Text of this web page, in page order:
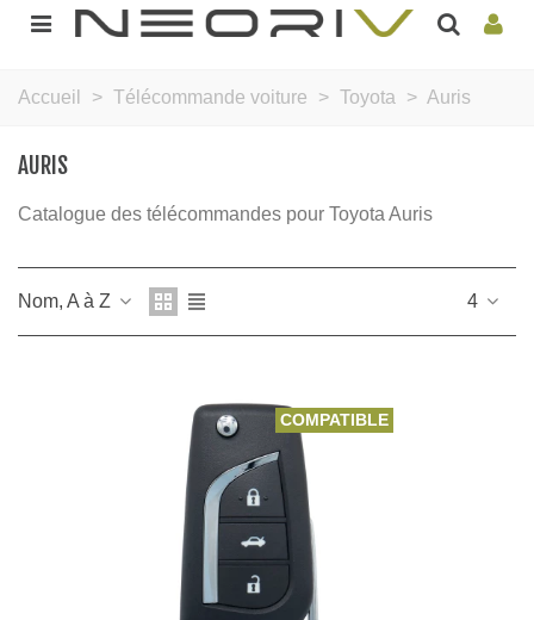
Accueil > Télécommande voiture > Toyota > Auris
AURIS
Catalogue des télécommandes pour Toyota Auris
Nom, A à Z 4
COMPATIBLE